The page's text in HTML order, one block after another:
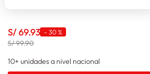
6
7. laptop
8. terrex
S/69.93 - 30 %
S/ 99.90
10+ unidades a nivel nacional